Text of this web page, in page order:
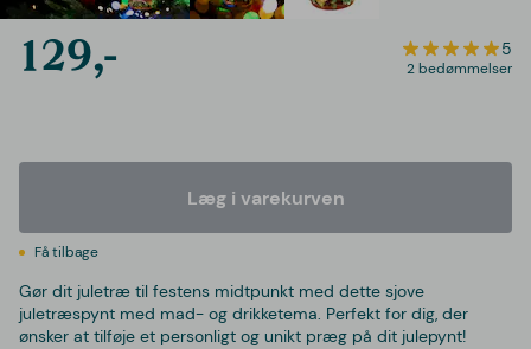
129,- 5
2 bedømmelser
Læg i varekurven
Få tilbage
Gør dit juletræ til festens midtpunkt med dette sjove
juletræspynt med mad- og drikketema. Perfekt for dig, der
ønsker at tilføje et personligt og unikt præg på dit julepynt!